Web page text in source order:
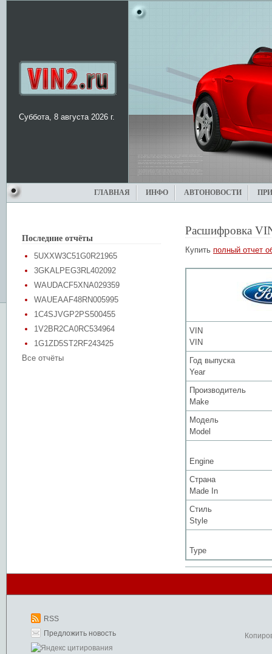
Суббота, 8 августа 2026 г.
ГЛАВНАЯ ИНФО АВТОНОВОСТИ
Последние отчёты
5UXXW3C51G0R21965
3GKALPEG3RL402092
WAUDACF5XNA029359
WAUEAAF48RN005995
1C4SJVGP2PS500455
1V2BR2CA0RC534964
1G1ZD5ST2RF243425
Все отчёты
Расшифровка
Купить полный отчет
VIN
VIN
Год выпуска
Year
Производитель
Make
Модель
Model
Engine
Страна
Made In
Стиль
Style
Type
RSS
Предложить новость